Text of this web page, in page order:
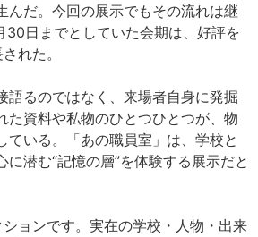
んだ。今回の展示でもその流れは継
30日までとしていた会期は、好評を
れた。
るのではなく、来場者自身に発掘
資料や私物のひとつひとつが、物
ている。「あの職員室」は、学校と
に潜む“記憶の層”を体験する展示だと
ョンです。実在の学校・人物・出来